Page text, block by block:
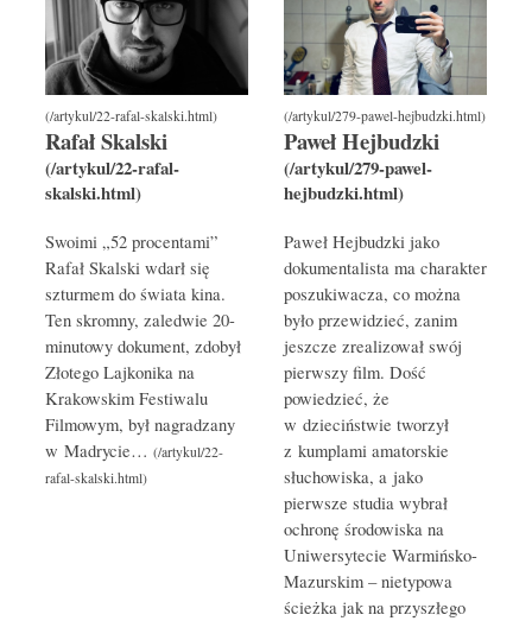
Rafał Skalski
Swoimi „52 procentami”
Rafał Skalski wdarł się
szturmem do świata kina.
Ten skromny, zaledwie 20-
minutowy dokument, zdobył
Złotego Lajkonika na
Krakowskim Festiwalu
Filmowym, był nagradzany
w Madrycie…
Paweł Hejbudzki
Paweł Hejbudzki jako
dokumentalista ma charakter
poszukiwacza, co można
było przewidzieć, zanim
jeszcze zrealizował swój
pierwszy film. Dość
powiedzieć, że
w dzieciństwie tworzył
z kumplami amatorskie
słuchowiska, a jako
pierwsze studia wybrał
ochronę środowiska na
Uniwersytecie Warmińsko-
Mazurskim – nietypowa
ścieżka jak na przyszłego